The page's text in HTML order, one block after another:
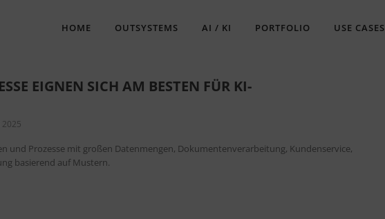
HOME OUTSYSTEMS AI / KI PORTFOLIO USE CASES
EIGNEN SICH AM BESTEN FÜR KI-
2025
und Prozesse mit großen Datenmengen, Dokumentenverarbeitung, Kundenservice,
basierend auf Mustern.